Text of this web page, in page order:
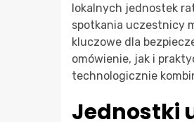
lokalnych jednostek
spotkania uczestnicy
kluczowe dla
omówienie, jak i
technologicznie
Jednostki